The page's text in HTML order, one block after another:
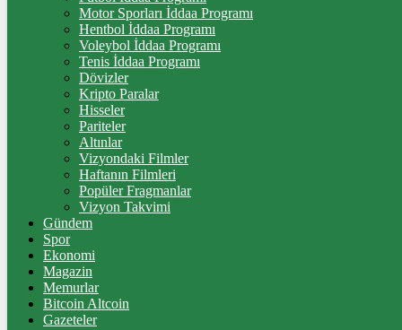
42.685,00%0,79
%0,63
%0,70
%-0.5
LİTECOİN
2166.28Ł%1
ETHEREUM
90464 Ξ%0
Motor Sporları İddaa Programı
Hentbol İddaa Programı
Voleybol İddaa Programı
Tenis İddaa Programı
Dövizler
Kripto Paralar
Hisseler
Pariteler
Altınlar
Vizyondaki Filmler
Haftanın Filmleri
Popüler Fragmanlar
Vizyon Takvimi
Gündem
Spor
Ekonomi
Magazin
Memurlar
Bitcoin Altcoin
Gazeteler